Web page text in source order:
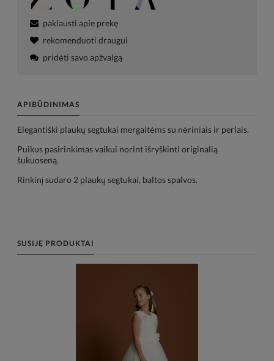
paklausti apie prekę
rekomenduoti draugui
pridėti savo apžvalgą
APIBŪDINIMAS
Elegantiški plaukų segtukai mergaitėms su nėriniais ir perlais.
Puikus pasirinkimas vaikui norint išryškinti originalią
šukuoseną.
Rinkinį sudaro 2 plaukų segtukai, baltos spalvos.
SUSIJĘ PRODUKTAI